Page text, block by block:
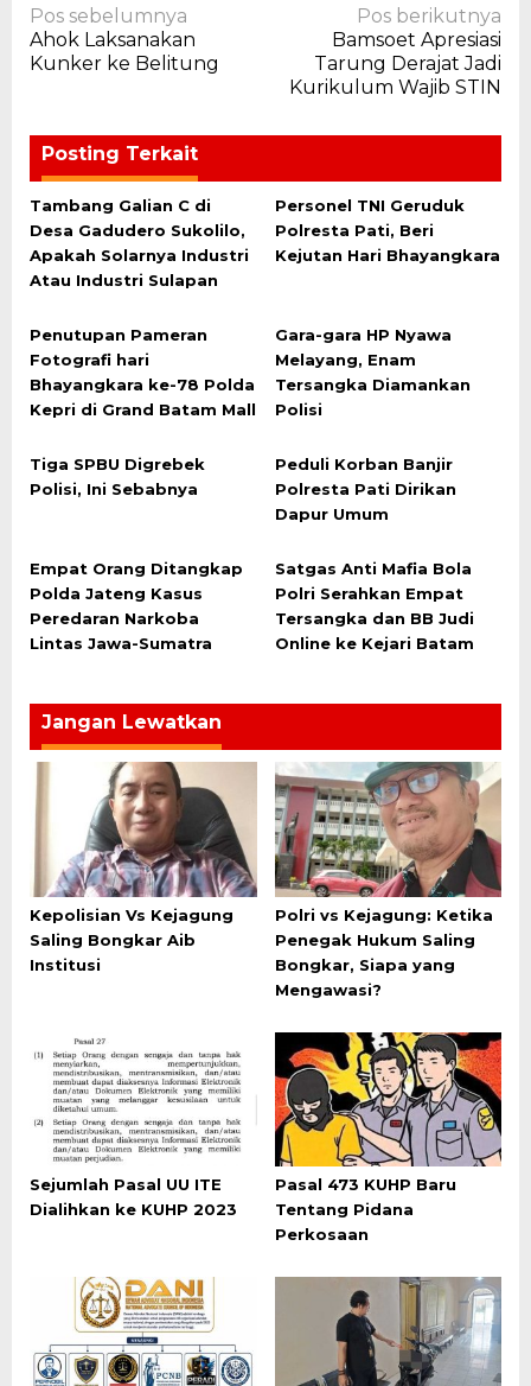
Navigasi
pos
Pos sebelumnya
Ahok Laksanakan
Kunker ke Belitung
Pos berikutnya
Bamsoet Apresiasi
Tarung Derajat Jadi
Kurikulum Wajib STIN
Posting Terkait
Tambang Galian C di
Desa Gadudero Sukolilo,
Apakah Solarnya Industri
Atau Industri Sulapan
Personel TNI Geruduk
Polresta Pati, Beri
Kejutan Hari Bhayangkara
Penutupan Pameran
Fotografi hari
Bhayangkara ke-78 Polda
Kepri di Grand Batam Mall
Gara-gara HP Nyawa
Melayang, Enam
Tersangka Diamankan
Polisi
Tiga SPBU Digrebek
Polisi, Ini Sebabnya
Peduli Korban Banjir
Polresta Pati Dirikan
Dapur Umum
Empat Orang Ditangkap
Polda Jateng Kasus
Peredaran Narkoba
Lintas Jawa-Sumatra
Satgas Anti Mafia Bola
Polri Serahkan Empat
Tersangka dan BB Judi
Online ke Kejari Batam
Jangan Lewatkan
Kepolisian Vs Kejagung
Saling Bongkar Aib
Institusi
Polri vs Kejagung: Ketika
Penegak Hukum Saling
Bongkar, Siapa yang
Mengawasi?
Sejumlah Pasal UU ITE
Dialihkan ke KUHP 2023
Pasal 473 KUHP Baru
Tentang Pidana
Perkosaan